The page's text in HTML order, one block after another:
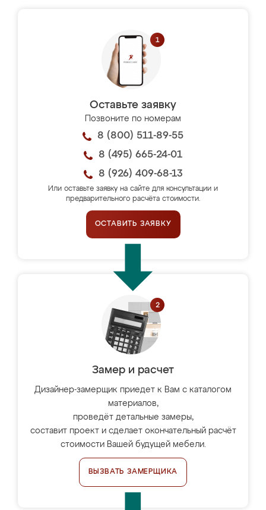
Оставьте заявку
Позвоните по номерам
8 (800) 511-89-55
8 (495) 665-24-01
8 (926) 409-68-13
Или оставьте заявку на сайте для консультации и
предварительного расчёта стоимости.
ОСТАВИТЬ ЗАЯВКУ
Замер и расчет
Дизайнер-замерщик приедет к Вам с каталогом
материалов,
проведёт детальные замеры,
составит проект и сделает окончательный расчёт
стоимости Вашей будущей мебели.
ВЫЗВАТЬ ЗАМЕРЩИКА